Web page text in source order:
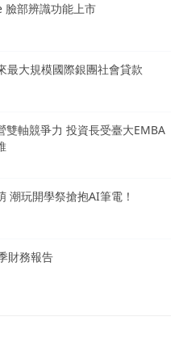
部辨識功能上市
最大規模國際銀團社會貸款
雙軸競爭力 投資長受臺大EMBA
潮玩開學祭搶抱AI筆電！
財務報告